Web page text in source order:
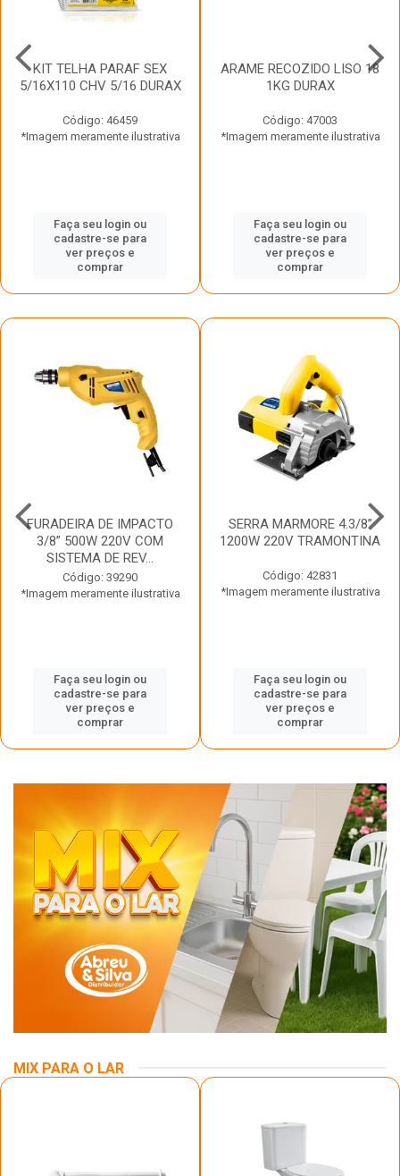
KIT TELHA PARAF SEX
5/16X110 CHV 5/16 DURAX
Código: 46459
*Imagem meramente ilustrativa
Faça seu login ou
cadastre-se para
ver preços e
comprar
ARAME RECOZIDO LISO 18
1KG DURAX
Código: 47003
*Imagem meramente ilustrativa
Faça seu login ou
cadastre-se para
ver preços e
comprar
FURADEIRA DE IMPACTO
3/8” 500W 220V COM
SISTEMA DE REV...
Código: 39290
*Imagem meramente ilustrativa
Faça seu login ou
cadastre-se para
ver preços e
comprar
SERRA MARMORE 4.3/8”
1200W 220V TRAMONTINA
Código: 42831
*Imagem meramente ilustrativa
Faça seu login ou
cadastre-se para
ver preços e
comprar
MIX PARA O LAR